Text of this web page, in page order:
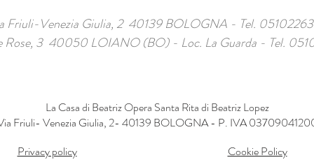
Friuli-Venezia Giulia, 2 40139 BOLOGNA - Tel.
Rose, 3 40050 LOIANO (BO) - Loc. La Guarda - Tel.
La Casa di Beatriz Opera Santa Rita di Beatriz Lopez
Friuli- Venezia Giulia, 2- 40139 BOLOGNA - P. IVA
Privacy policy
Cookie Policy